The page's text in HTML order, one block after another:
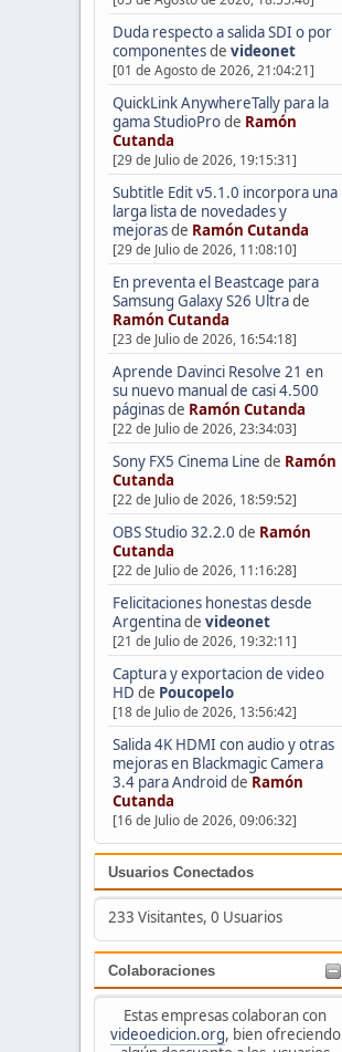
Duda respecto a salida SDI o por
componentesde videonet
[01 de Agosto de 2026, 21:04:21]
QuickLink AnywhereTally para la
gama StudioProde Ramón
Cutanda
[29 de Julio de 2026, 19:15:31]
Subtitle Edit v5.1.0 incorpora una
larga lista de novedades y
mejorasde Ramón Cutanda
[29 de Julio de 2026, 11:08:10]
En preventa el Beastcage para
Samsung Galaxy S26 Ultrade
Ramón Cutanda
[23 de Julio de 2026, 16:54:18]
Aprende Davinci Resolve 21 en
su nuevo manual de casi 4.500
páginasde Ramón Cutanda
[22 de Julio de 2026, 23:34:03]
Sony FX5 Cinema Line de Ramón
Cutanda
[22 de Julio de 2026, 18:59:52]
OBS Studio 32.2.0 de Ramón
Cutanda
[22 de Julio de 2026, 11:16:28]
Felicitaciones honestas desde
Argentinade videonet
[21 de Julio de 2026, 19:32:11]
Captura y exportacion de video
HD de Poucopelo
[18 de Julio de 2026, 13:56:42]
Salida 4K HDMI con audio y otras
mejoras en Blackmagic Camera
3.4 para Android de Ramón
Cutanda
[16 de Julio de 2026, 09:06:32]
Usuarios Conectados
233 Visitantes, 0 Usuarios
Colaboraciones
Estas empresas colaboran con
videoedicion.org, bien ofreciendo